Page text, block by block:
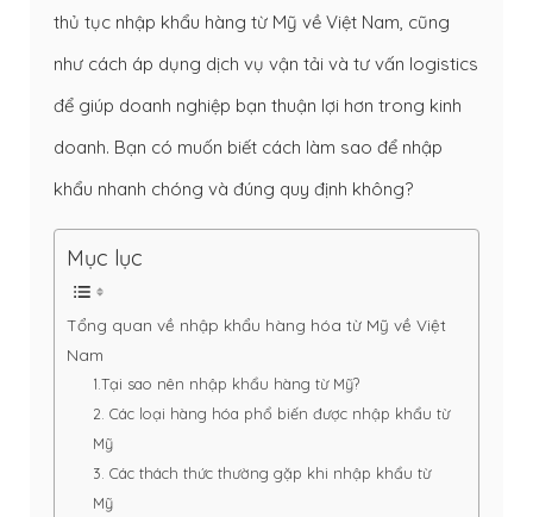
thủ tục nhập khẩu hàng từ Mỹ về Việt Nam, cũng
như cách áp dụng dịch vụ vận tải và tư vấn logistics
để giúp doanh nghiệp bạn thuận lợi hơn trong kinh
doanh. Bạn có muốn biết cách làm sao để nhập
khẩu nhanh chóng và đúng quy định không?
Mục lục
Tổng quan về nhập khẩu hàng hóa từ Mỹ về Việt
Nam
1.Tại sao nên nhập khẩu hàng từ Mỹ?
2. Các loại hàng hóa phổ biến được nhập khẩu từ
Mỹ
3. Các thách thức thường gặp khi nhập khẩu từ
Mỹ